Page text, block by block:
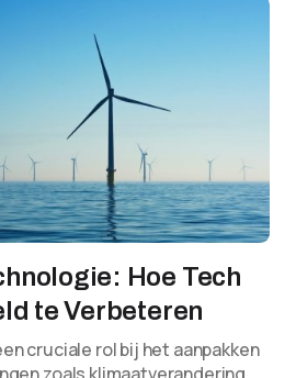
Hoe Tech
te Verbeteren
cruciale rol bij het aanpakken